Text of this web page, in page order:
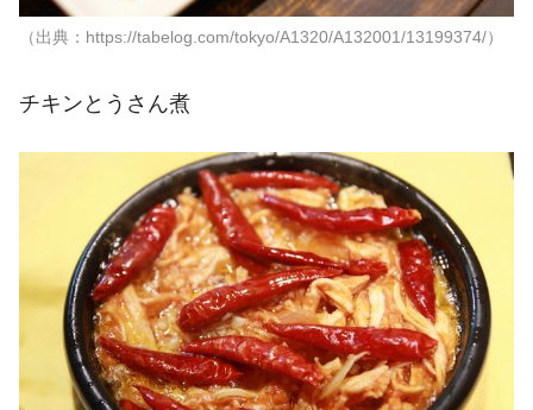
（出典：https://tabelog.com/tokyo/A1320/A132001/13199374/）
チキンとうさん煮